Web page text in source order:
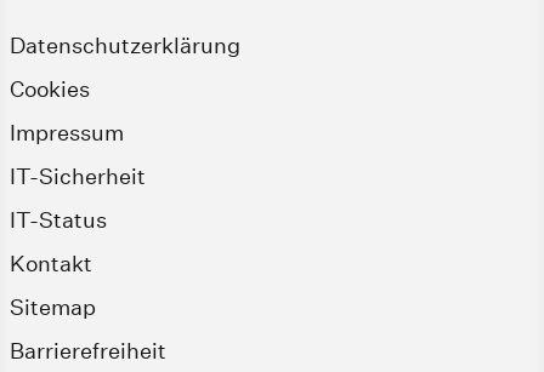
Datenschutzerklärung
Cookies
Impressum
IT-Sicherheit
IT-Status
Kontakt
Sitemap
Barrierefreiheit